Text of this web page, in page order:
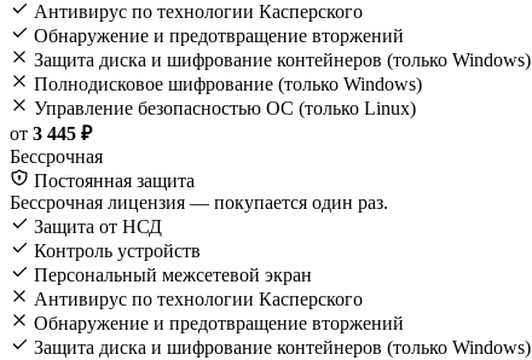
Антивирус по технологии Касперского
Обнаружение и предотвращение вторжений
Защита диска и шифрование контейнеров (только Windows)
Полнодисковое шифрование (только Windows)
Управление безопасностью ОС (только Linux)
от 3 445 ₽
Бессрочная
Постоянная защита
Бессрочная лицензия — покупается один раз.
Защита от НСД
Контроль устройств
Персональный межсетевой экран
Антивирус по технологии Касперского
Обнаружение и предотвращение вторжений
Защита диска и шифрование контейнеров (только Windows)